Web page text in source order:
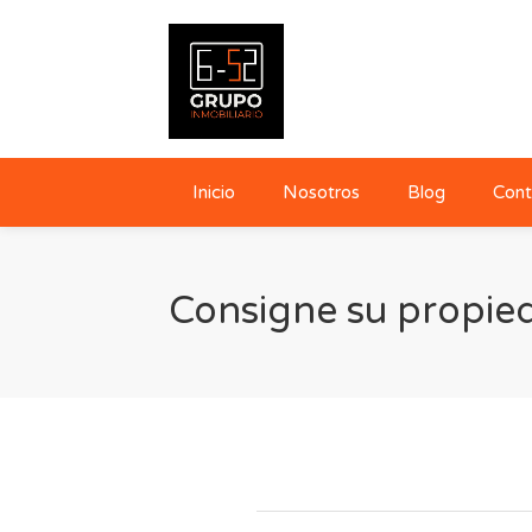
Inicio Nosotros Blog
Consigne su